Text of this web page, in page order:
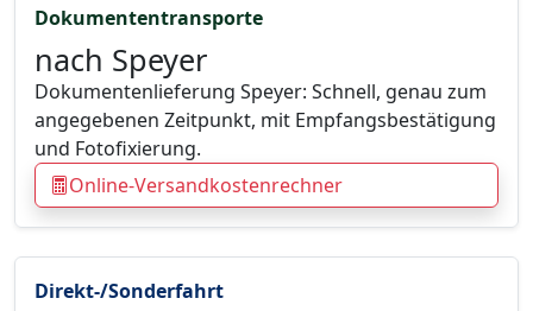
Direkt-/Sonderfahrt
Dokumententransporte
nach Speyer
Dokumentenlieferung Speyer: Schnell, genau zum
angegebenen Zeitpunkt, mit Empfangsbestätigung
und Fotofixierung.
Online-Versandkostenrechner